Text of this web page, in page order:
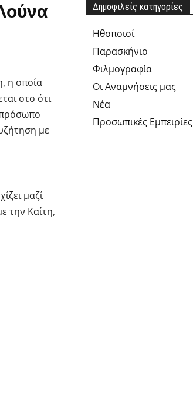
η οποία
στο ότι
πρόσωπο
με
μαζί
την Καίτη,
Δημοφιλείς κατηγορίες
Hθοποιοί
Παρασκήνιο
Φιλμογραφία
Οι Αναμνήσεις μας
Νέα
Προσωπικές Εμπειρίες